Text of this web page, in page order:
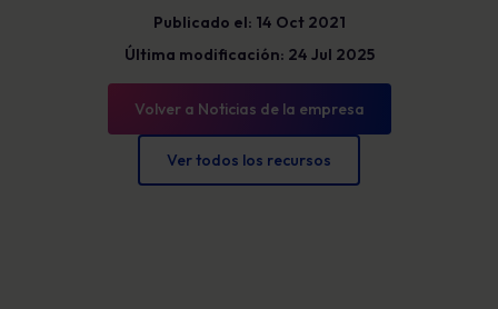
Publicado el: 14 Oct 2021
Última modificación: 24 Jul 2025
Volver a Noticias de la empresa
Ver todos los recursos